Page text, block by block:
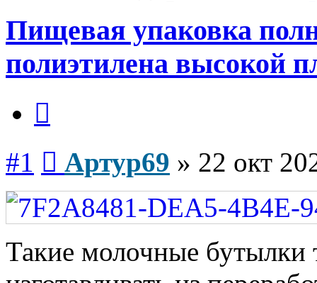
Пищевая упаковка
полиэтилена высокой
#1 Артур69 » 22 окт
Такие молочные бутылки